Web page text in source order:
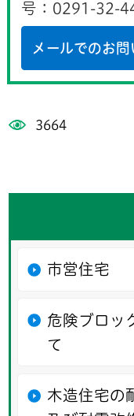
号：0291-32-
メールでのお
3664
市営住宅
危険ブロッ
て
木造住宅の